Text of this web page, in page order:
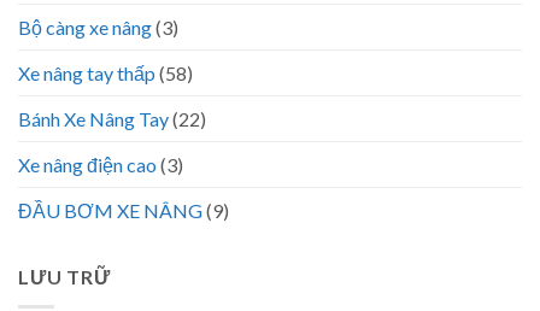
Bộ càng xe nâng(3)
Xe nâng tay thấp (58)
Bánh Xe Nâng Tay(22)
Xe nâng điện cao (3)
ĐẦU BƠM XE NÂNG(9)
LƯU TRỮ